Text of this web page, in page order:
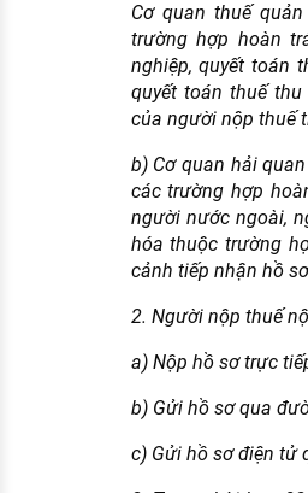
Cơ quan thuế
trường hợp hoàn
nghiệp, quyết toán
quyết toán thuế
của người nộp thuế
b) Cơ quan hải
các trường hợp
người nước ngoài,
hóa thuộc trường
cảnh tiếp nhận hồ
2. Người nộp thuế
a) Nộp hồ sơ trực
b) Gửi hồ sơ qua
c) Gửi hồ sơ điện tử